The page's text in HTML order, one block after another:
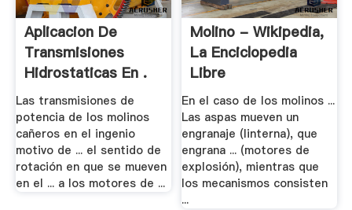
Aplicacion De
Transmisiones
Hidrostaticas En .
Las transmisiones de
potencia de los molinos
cañeros en el ingenio
motivo de ... el sentido de
rotación en que se mueven
en el ... a los motores de ...
Molino - Wikipedia,
La Enciclopedia
Libre
En el caso de los molinos ...
Las aspas mueven un
engranaje (linterna), que
engrana ... (motores de
explosión), mientras que
los mecanismos consisten
...